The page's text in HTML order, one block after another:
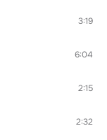
3:19
6:04
2:15
2:32